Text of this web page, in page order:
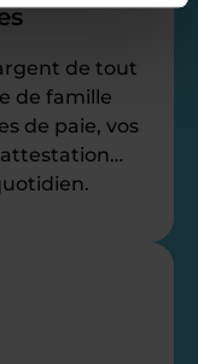
de tout
de famille
de paie, vos